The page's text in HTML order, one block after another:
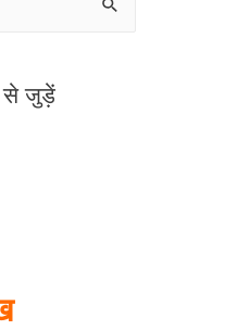
से जुड़ें